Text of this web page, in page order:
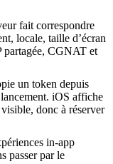
fait correspondre
locale, taille d’écran
partagée, CGNAT et
un token depuis
iOS affiche
donc à réserver
in-app
passer par le